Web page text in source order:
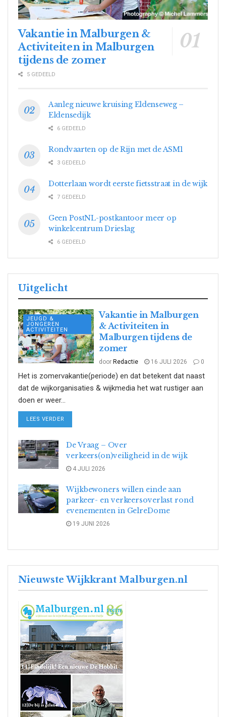
Vakantie in Malburgen &
Activiteiten in Malburgen
tijdens de zomer
5 GEDEELD
Aanleg nieuwe kruising Eldenseweg –
Eldensedijk
6 GEDEELD
Rondvaarten op de Rijn met de ASM1
3 GEDEELD
Dotterlaan wordt eerste fietsstraat in de wijk
7 GEDEELD
Geen PostNL-postkantoor meer op
winkelcentrum Drieslag
6 GEDEELD
Uitgelicht
JEUGD &
JONGEREN
ACTIVITEITEN
Vakantie in Malburgen
& Activiteiten in
Malburgen tijdens de
zomer
door Redactie 16 JULI 2026 0
Het is zomervakantie(periode) en dat betekent dat naast
dat de wijkorganisaties & wijkmedia het wat rustiger aan
doen er weer...
LEES VERDER
De Vraag – Over
verkeers(on)veiligheid in de wijk
4 JULI 2026
Wijkbewoners willen einde aan
parkeer- en verkeersoverlast rond
evenementen in GelreDome
19 JUNI 2026
Nieuwste Wijkkrant Malburgen.nl